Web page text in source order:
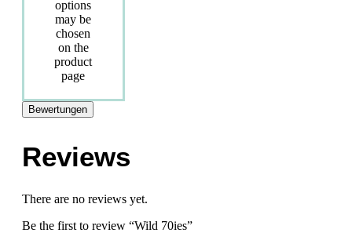
options
may be
chosen
on the
product
page
Bewertungen
Reviews
There are no reviews yet.
Be the first to review “Wild 70ies”